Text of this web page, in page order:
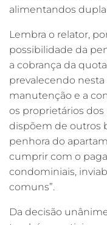
alimentandos dupla
Lembra o relator,
possibilidade da
a cobrança da
prevalecendo nesta
manutenção e a
os proprietários
dispõem de outros
penhora do
cumprir com o
condominiais,
comuns”.
Da decisão